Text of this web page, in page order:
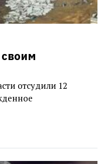
отсудили 12